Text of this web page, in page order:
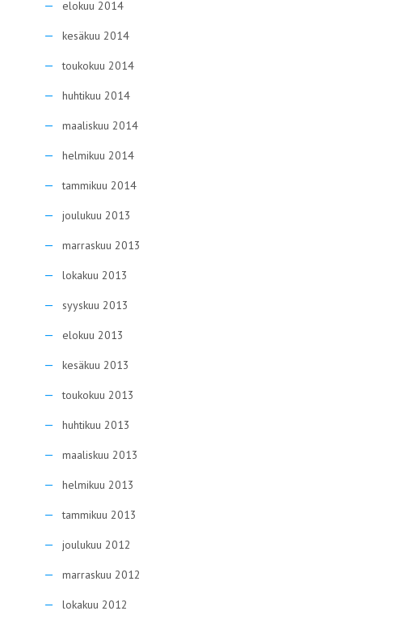
elokuu 2014
kesäkuu 2014
toukokuu 2014
huhtikuu 2014
maaliskuu 2014
helmikuu 2014
tammikuu 2014
joulukuu 2013
marraskuu 2013
lokakuu 2013
syyskuu 2013
elokuu 2013
kesäkuu 2013
toukokuu 2013
huhtikuu 2013
maaliskuu 2013
helmikuu 2013
tammikuu 2013
joulukuu 2012
marraskuu 2012
lokakuu 2012